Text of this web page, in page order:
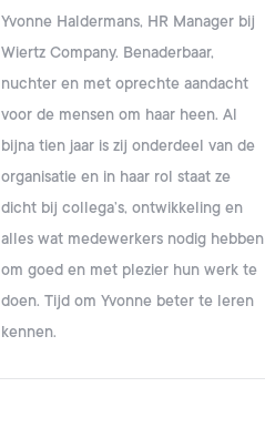
Yvonne Haldermans, HR Manager bij
Wiertz Company. Benaderbaar,
nuchter en met oprechte aandacht
voor de mensen om haar heen. Al
bijna tien jaar is zij onderdeel van de
organisatie en in haar rol staat ze
dicht bij collega’s, ontwikkeling en
alles wat medewerkers nodig hebben
om goed en met plezier hun werk te
doen. Tijd om Yvonne beter te leren
kennen.